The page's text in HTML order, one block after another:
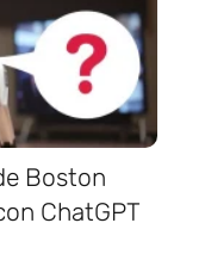
Boston
ChatGPT